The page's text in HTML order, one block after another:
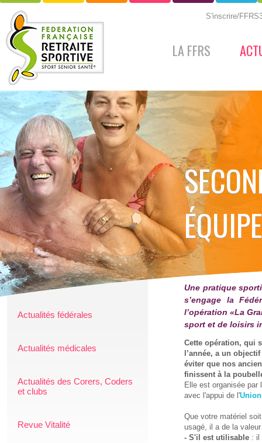
S'inscrire/
LA FFRS
Actualités fédérales
Actualités médicales
Actualités des Corers, Coders
et clubs
Revue Vitalité
Une pratique
s’engage la
l’opération «La
sport et de loisirs
Cette opération, qui
l’année, a un
éviter que nos
finissent à la
Elle est organisée par
avec l'appui de l'
Que votre matériel
usagé, il a de la
- S'il est utilisable : il